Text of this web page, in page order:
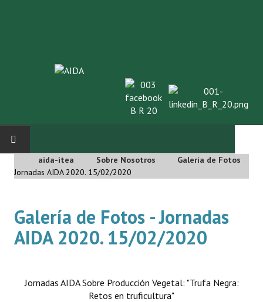
INICIO
Asociación AIDA
aida-itea Sobre Nosotros
Galería de Fotos
Jornadas AIDA 2020. 15/02/2020
Galería de Fotos - Jornadas
AIDA 2020. 15/02/2020
Jornadas AIDA Sobre Producción Vegetal: "Trufa Negra:
Retos en truficultura"